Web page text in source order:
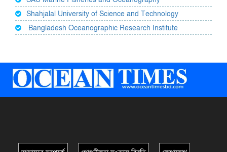
Shahjalal University of Science and Technology
Bangladesh Oceanographic Research Institute